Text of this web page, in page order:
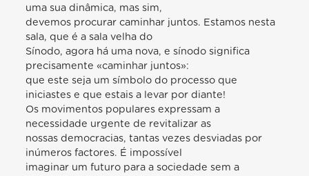
uma sua dinâmica, mas sim,
devemos procurar caminhar juntos. Estamos nesta
sala, que é a sala velha do
Sínodo, agora há uma nova, e sínodo significa
precisamente «caminhar juntos»:
que este seja um símbolo do processo que
iniciastes e que estais a levar por diante!
Os movimentos populares expressam a
necessidade urgente de revitalizar as
nossas democracias, tantas vezes desviadas por
inúmeros factores. É impossível
imaginar um futuro para a sociedade sem a